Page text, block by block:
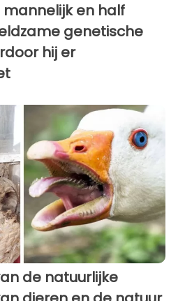
mannelijk en half
genetische
hij er
de natuurlijke